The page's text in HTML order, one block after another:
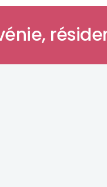
rési||||